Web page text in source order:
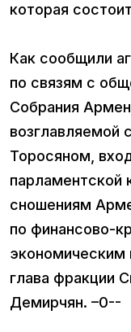
которая
Как сообщили
по связям с
Собрания
возглавляемой
Торосяном,
парламентской
сношениям
по финансово-
экономическим
глава фракции
Демирчян. –0--